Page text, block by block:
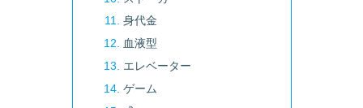
身代金
血液型
エレベーター
ゲーム